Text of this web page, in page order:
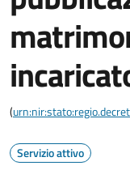
(
Servizio attivo